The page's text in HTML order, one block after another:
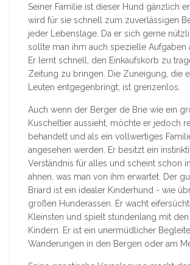
Seiner Familie ist dieser Hund gänzlich
wird für sie schnell zum zuverlässigen
jeder Lebenslage. Da er sich gerne
sollte man ihm auch spezielle Aufgaben
Er lernt schnell, den Einkaufskorb zu
Zeitung zu bringen. Die Zuneigung, die
Leuten entgegenbringt, ist grenzenlos.
Auch wenn der Berger de Brie wie ein
Kuscheltier aussieht, möchte er jedoch
behandelt und als ein vollwertiges
angesehen werden. Er besitzt ein
Verständnis für alles und scheint schon
ahnen, was man von ihm erwartet. Der
Briard ist ein idealer Kinderhund - wie
großen Hunderassen. Er wacht
Kleinsten und spielt stundenlang mit
Kindern. Er ist ein unermüdlicher
Wanderungen in den Bergen oder am